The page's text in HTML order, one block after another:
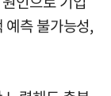
예측 불가능성,